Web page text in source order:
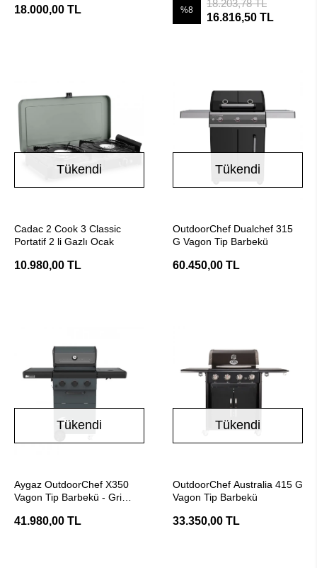
18.000,00 TL %8
18.203,78 TL
16.816,50 TL
Tükendi
Cadac 2 Cook 3 Classic
Portatif 2 li Gazlı Ocak
10.980,00 TL
Tükendi
OutdoorChef Dualchef 315
G Vagon Tip Barbekü
60.450,00 TL
Tükendi
Aygaz OutdoorChef X350
Vagon Tip Barbekü - Gri
41.980,00 TL
Tükendi
OutdoorChef Australia 415 G
Vagon Tip Barbekü
33.350,00 TL